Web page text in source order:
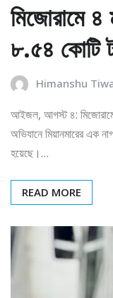
মিজোরামে ৪
৮.৫৪ কোটি
Himanshu
আইজল, আগস্ট ৪: মিজোরামে
অভিযানে মিয়ানমারের এক
হয়েছে।…
READ MORE